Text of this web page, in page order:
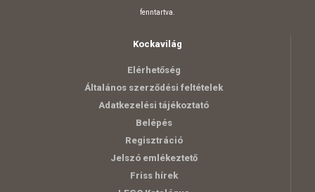
fenntartva.
Kockavilág
Elérhetőség
Általános szerződési feltételek
Adatkezelési tájékoztató
Belépés
Regisztráció
Jelszó emlékeztető
Friss hírek